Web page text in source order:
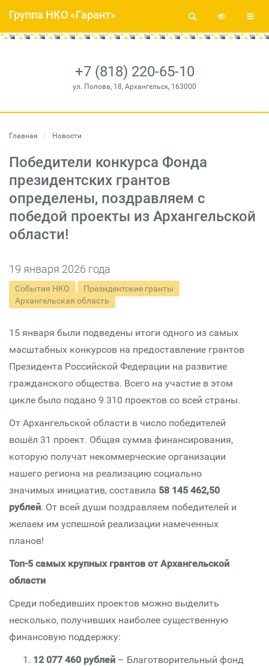
+7 (818) 220-65-10
ул. Попова, 18, Архангельск, 163000
Группа НКО «Гарант»
Главная Новости
Победители конкурса Фонда
президентских грантов
определены, поздравляем с
победой проекты из Архангельской
области!
19 января 2026 года
События НКО
Президентские гранты
Архангельская область
15 января были подведены итоги одного из самых
масштабных конкурсов на предоставление грантов
Президента Российской Федерации на развитие
гражданского общества. Всего на участие в этом
цикле было подано 9 310 проектов со всей страны.
От Архангельской области в число победителей
вошёл 31 проект. Общая сумма финансирования,
которую получат некоммерческие организации
нашего региона на реализацию социально
значимых инициатив, составила 58 145 462,50
рублей. От всей души поздравляем победителей и
желаем им успешной реализации намеченных
планов!
Топ-5 самых крупных грантов от Архангельской
области
Среди победивших проектов можно выделить
несколько, получивших наиболее существенную
финансовую поддержку:
12 077 460 рублей – Благотворительный фонд